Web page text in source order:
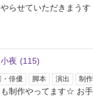
らせていただきまうす
夜 (115)
・俳優 脚本 演出 制作
制作やってます☆ お